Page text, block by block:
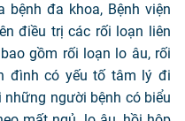
bệnh đa khoa, Bệnh viện
điều trị các rối loạn liên
gồm rối loạn lo âu, rối
đình có yếu tố tâm lý đi
người bệnh có biểu